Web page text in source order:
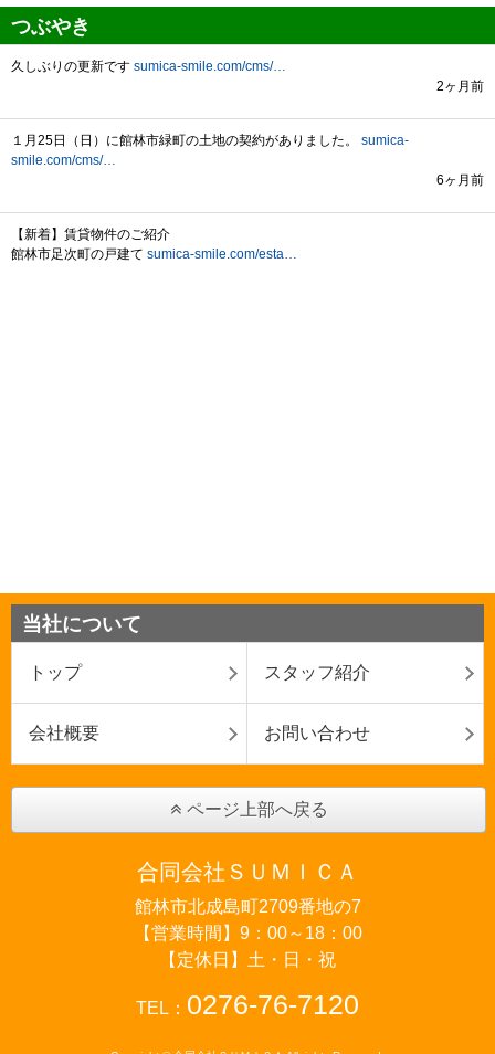
つぶやき
当社について
トップ スタッフ紹介
会社概要 お問い合わせ
ページ上部へ戻る
合同会社ＳＵＭＩＣＡ
館林市北成島町2709番地の7
【営業時間】9：00～18：00
【定休日】土・日・祝
TEL： 0276-76-7120